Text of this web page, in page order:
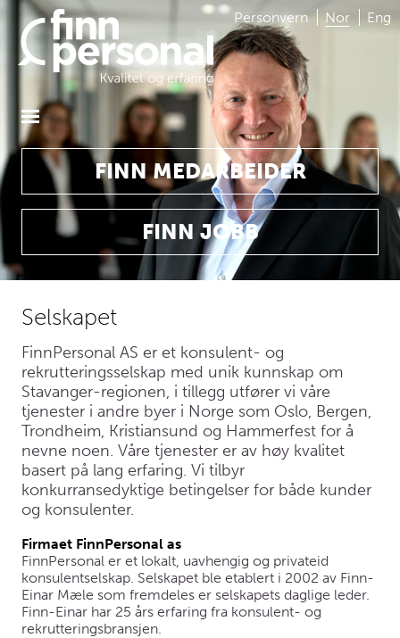
Personvern Nor Eng
FINN MEDARBEIDER
FINN JOBB
Selskapet
FinnPersonal AS er et konsulent- og
rekrutteringsselskap med unik kunnskap om
Stavanger-regionen, i tillegg utfører vi våre
tjenester i andre byer i Norge som Oslo, Bergen,
Trondheim, Kristiansund og Hammerfest for å
nevne noen. Våre tjenester er av høy kvalitet
basert på lang erfaring. Vi tilbyr
konkurransedyktige betingelser for både kunder
og konsulenter.
Firmaet FinnPersonal as
FinnPersonal er et lokalt, uavhengig og privateid
konsulentselskap. Selskapet ble etablert i 2002 av Finn-
Einar Mæle som fremdeles er selskapets daglige leder.
Finn-Einar har 25 års erfaring fra konsulent- og
rekrutteringsbransjen.